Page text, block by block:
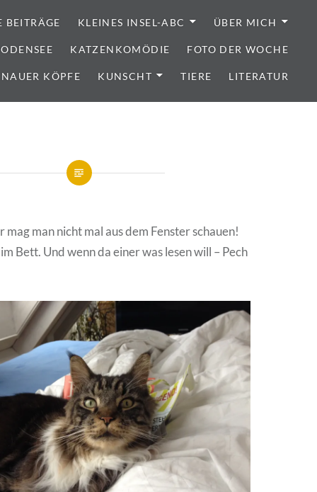
BEITRÄGE KLEINES INSEL-ABC ÜBER MICH
KATZENKOMÖDIE FOTO DER WOCHE
KÖPFE KUNSCHT TIERE LITERATUR
man nicht mal aus dem Fenster schauen!
Bett. Und wenn da einer was lesen will – Pech